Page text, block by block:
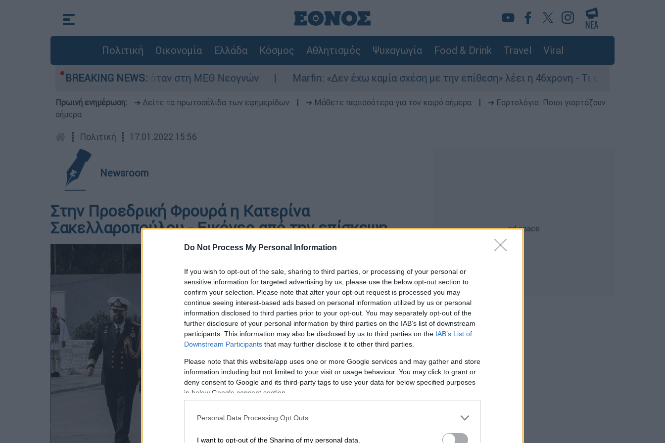
Do Not Process My Personal Information
If you wish to opt-out of the sale, sharing to third parties, or processing of your personal or
sensitive information for targeted advertising by us, please use the below opt-out section to
confirm your selection. Please note that after your opt-out request is processed you may
continue seeing interest-based ads based on personal information utilized by us or personal
information disclosed to third parties prior to your opt-out. You may separately opt-out of the
further disclosure of your personal information by third parties on the IAB’s list of downstream
participants. This information may also be disclosed by us to third parties on the IAB’s List of
Downstream Participants that may further disclose it to other third parties.
Please note that this website/app uses one or more Google services and may gather and store
information including but not limited to your visit or usage behaviour. You may click to grant or
deny consent to Google and its third-party tags to use your data for below specified purposes
in below Google consent section.
Personal Data Processing Opt Outs
I want to opt-out of the Sharing of my personal data.
Πολιτική Οικονομία Ελλάδα Κόσμος Αθλητισμός Ψυχαγωγία Food & Drink Travel Viral
BREAKING NEWS:
8 ημερών - Νοσηλευόταν στη ΜΕΘ Νεογνών Marfin: «Δεν έχω καμία σχέση με την επίθεση» λέει η 46χρονη - Τι αποκάλυψε στους
Πρωινή ενημέρωση: ➔ Δείτε τα πρωτοσέλιδα των εφημερίδων ➔ Μάθετε περισσότερα για τον καιρό σήμερα
➔ Εορτολόγιο: Ποιοι γιορτάζουν
σήμερα
┋ Πολιτική ┋ 17.01.2022 15:56
Newsroom
Στην Προεδρική Φρουρά η Κατερίνα
Σακελλαροπούλου - Εικόνες από την επίσκεψη